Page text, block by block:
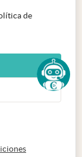
de
abre en nueva